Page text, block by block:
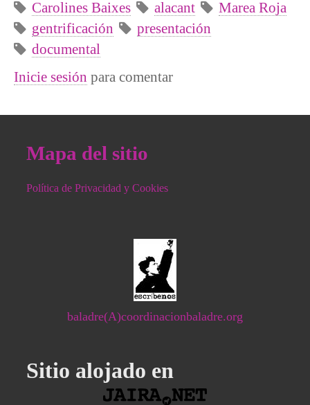
Carolines Baixes alacant
Marea Roja
gentrificación
presentación
documental
Inicie sesión para comentar
Mapa del sitio
Política de Privacidad y Cookies
baladre(A)coordinacionbaladre.org
Sitio alojado en